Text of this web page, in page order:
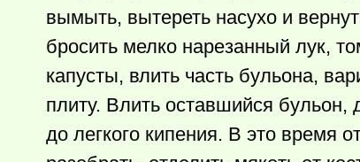
вымыть, вытереть насухо и
бросить мелко нарезанный лук,
капусты, влить часть бульона,
плиту. Влить оставшийся бульон,
до легкого кипения. В это время